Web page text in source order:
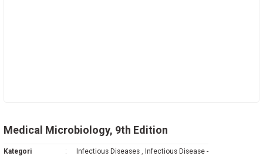
Medical Microbiology, 9th Edition
Kategori Infectious Diseases , Infectious Disease -